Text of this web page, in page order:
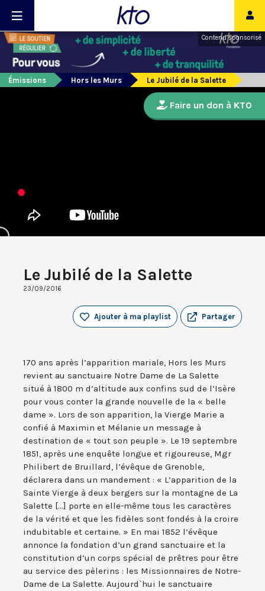
Contenu sponsorisé
Émissions Hors les Murs Le Jubilé de la Salette
Le Jubilé de la Salette
23/09/2016
Partager
Ajouter à ma playlist
170 ans après l’apparition mariale, Hors les Murs
revient au sanctuaire Notre Dame de La Salette
situé à 1800 m d’altitude aux confins sud de l’Isère
pour vous conter la grande nouvelle de la « belle
dame ». Lors de son apparition, la Vierge Marie a
confié à Maximin et Mélanie un message à
destination de « tout son peuple ». Le 19 septembre
1851, après une enquête longue et rigoureuse, Mgr
Philibert de Bruillard, l’évêque de Grenoble,
déclarera dans un mandement : « L’apparition de la
Sainte Vierge à deux bergers sur la montagne de La
Salette [...] porte en elle-même tous les caractères
de la vérité et que les fidèles sont fondés à la croire
indubitable et certaine. » En mai 1852 l’évêque
annonce la fondation d’un grand sanctuaire et la
constitution d’un corps spécial de prêtres pour être
au service des pèlerins : les Missionnaires de Notre-
Dame de La Salette. Aujourd`hui le sanctuaire
Faire un don à KTO